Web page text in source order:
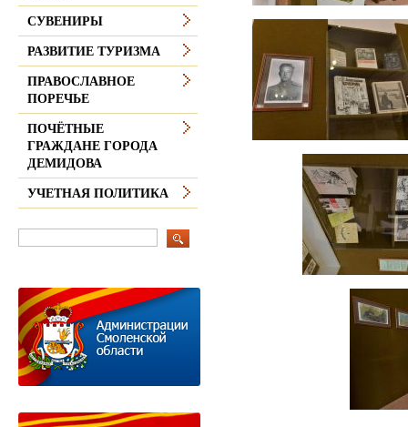
СУВЕНИРЫ
РАЗВИТИЕ ТУРИЗМА
ПРАВОСЛАВНОЕ
ПОРЕЧЬЕ
ПОЧЁТНЫЕ
ГРАЖДАНЕ ГОРОДА
ДЕМИДОВА
УЧЕТНАЯ ПОЛИТИКА